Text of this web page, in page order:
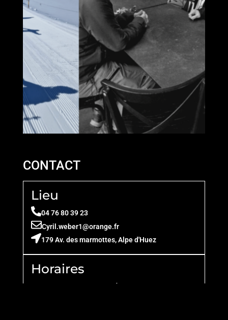
CONTACT
Lieu
04 76 80 39 23
Cyril.weber1@orange.fr
179 Av. des marmottes, Alpe d'Huez
Horaires